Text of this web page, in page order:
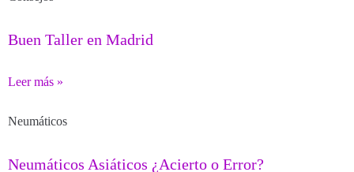
Buen Taller en Madrid
Leer más »
Neumáticos
Neumáticos Asiáticos ¿Acierto o Error?